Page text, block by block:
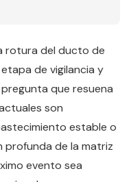
rotura del ducto de
de vigilancia y
que resuena
son
estable o
profunda de la matriz
evento sea